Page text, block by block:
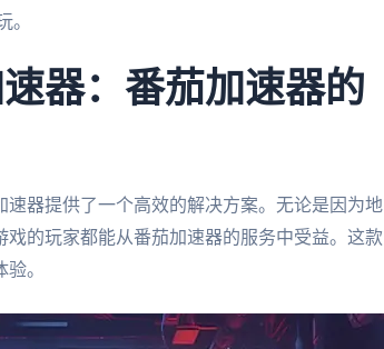
。
器：番茄加速器的
器提供了一个高效的解决方案。无论是因为地
的玩家都能从番茄加速器的服务中受益。这款
。